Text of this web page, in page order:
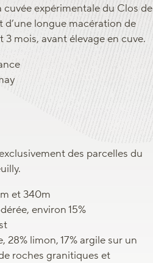
cuvée expérimentale du Clos de
d’une longue macération de
mois, avant élevage en cuve.
des parcelles du
et 340m
environ 15%
28% limon, 17% argile sur un
roches granitiques et